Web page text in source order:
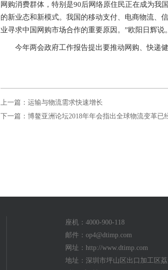
网购消费群体，特别是90后网络原住民正在成为我
的新业态和新模式。我国的移动支付、电商物流、
业寻求中国网购市场合作的重要原因。”欧阳日辉说。
今年两会政府工作报告提出要推动网购、快递
上一篇：运输与物流需求快速增长
下一篇：博鳌亚洲论坛2018年年会指出全球物流变革已
座机：4000-900-118
邮件： op4@dtimp.com
网址：http://www.dtimp.com
地址：深圳市坪山区出口加工区